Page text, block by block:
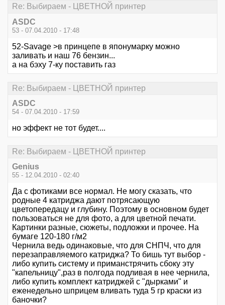
Re: Выбираем - ЦВЕТНОЙ принтер
ASDC
53 - 07.04.2010 - 17:48
52-Savage >в принцепе в японумарку можно
заливать и наш 76 бензин...
а на бэху 7-ку поставить газ
Re: Выбираем - ЦВЕТНОЙ принтер
ASDC
54 - 07.04.2010 - 17:59
но эффект не тот будет....
Re: Выбираем - ЦВЕТНОЙ принтер
Genius
55 - 12.04.2010 - 02:40
Да с фотиками все нормал. Не могу сказать, что
родные 4 катриджа дают потрясающую
цветопередацу и глубину. Поэтому в основном будет
пользоваться не для фото, а для цветной печати.
Картинки разные, сюжеты, подложки и прочее. На
бумаге 120-180 г/м2
Чернила ведь одинаковые, что для СНПЧ, что для
перезаправляемого катриджа? То бишь тут выбор -
либо купить систему и приманстрячить сбоку эту
"капельницу",раз в полгода подливая в нее чернила,
либо купить комплект катриджей с "дырками" и
еженедельно шприцем вливать туда 5 гр краски из
баночки?